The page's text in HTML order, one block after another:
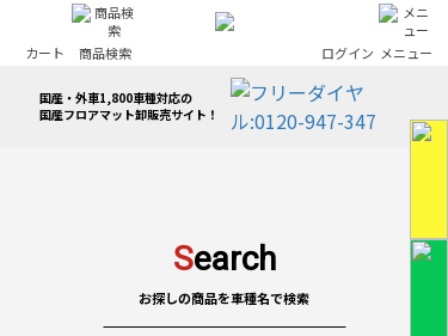
商品検索 ログイン
カート メニュー
国産・外車1,800車種対応の
国産フロアマット卸販売サイト！
Search
お探しの商品を車種名で検索